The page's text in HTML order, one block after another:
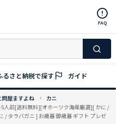
FAQ
るさと納税で探す ガイド
問屋ますよね
カニ
人前[送料無料][オホーツク海産厳選][ かに /
/ タラバガニ ] お歳暮 御歳暮 ギフト プレゼ